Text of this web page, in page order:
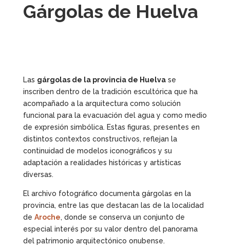
Gárgolas de Huelva
Las gárgolas de la provincia de Huelvase
inscriben dentro de la tradición escultórica que ha
acompañado a la arquitectura como solución
funcional para la evacuación del agua y como medio
de expresión simbólica. Estas figuras, presentes en
distintos contextos constructivos, reflejan la
continuidad de modelos iconográficos y su
adaptación a realidades históricas y artísticas
diversas.
El archivo fotográfico documenta gárgolas en la
provincia, entre las que destacan las de la localidad
de Aroche, donde se conserva un conjunto de
especial interés por su valor dentro del panorama
del patrimonio arquitectónico onubense.